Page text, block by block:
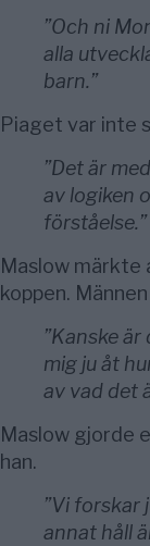
”Och ni
alla
barn.”
Piaget var inte
”Det är
av logiken
förståelse.”
Maslow märkte
koppen.
”Kanske
mig ju åt
av vad det
Maslow gjorde
han.
”Vi forskar
annat håll